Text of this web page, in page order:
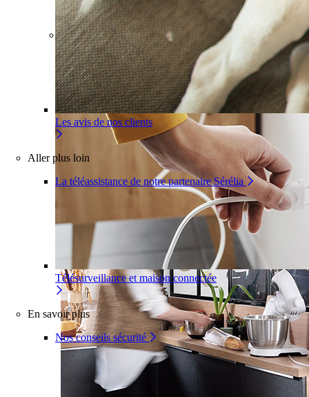
Télésurveillance et maison connectée
En savoir plus
Nos conseils sécurité
Les avis de nos clients
Aller plus loin
La téléassistance de notre partenaire Sérélia
Pour un appartement Une installation adaptée à votre
intérieur